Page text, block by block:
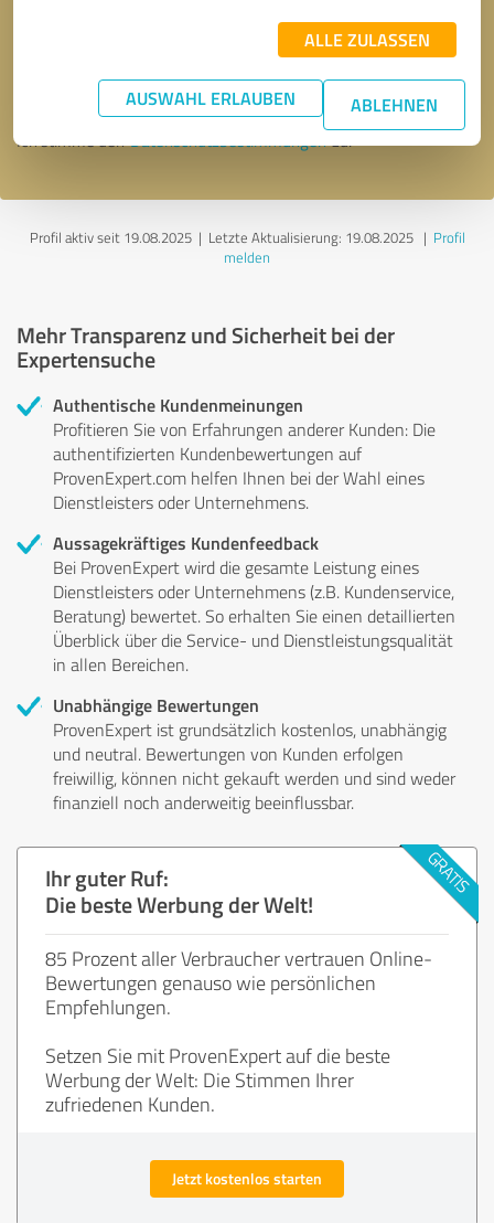
ALLE ZULASSEN
AUSWAHL ERLAUBEN ABLEHNEN
* Erforderliche Angaben
Nachricht senden
Ich stimme denDatenschutzbestimmungenzu.
Profil aktiv seit 19.08.2025 | Letzte Aktualisierung: 19.08.2025| Profil
melden
Mehr Transparenz und Sicherheit bei der
Expertensuche
Authentische Kundenmeinungen
Profitieren Sie von Erfahrungen anderer Kunden: Die
authentifizierten Kundenbewertungen auf
ProvenExpert.com helfen Ihnen bei der Wahl eines
Dienstleisters oder Unternehmens.
Aussagekräftiges Kundenfeedback
Bei ProvenExpert wird die gesamte Leistung eines
Dienstleisters oder Unternehmens (z.B. Kundenservice,
Beratung) bewertet. So erhalten Sie einen detaillierten
Überblick über die Service- und Dienstleistungsqualität
in allen Bereichen.
Unabhängige Bewertungen
ProvenExpert ist grundsätzlich kostenlos, unabhängig
und neutral. Bewertungen von Kunden erfolgen
freiwillig, können nicht gekauft werden und sind weder
finanziell noch anderweitig beeinflussbar.
Ihr guter Ruf:
Die beste Werbung der Welt!
85 Prozent aller Verbraucher vertrauen Online-
Bewertungen genauso wie persönlichen
Empfehlungen.
Setzen Sie mit ProvenExpert auf die beste
Werbung der Welt: Die Stimmen Ihrer
zufriedenen Kunden.
Jetzt kostenlos starten